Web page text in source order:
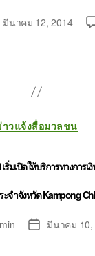
มีนาคม 12, 2014
วแจ้งสื่อมวลชน
ริ่มเปิดให้บริการทางการ
ำจังหวัด Kampong
มีนาคม 10,